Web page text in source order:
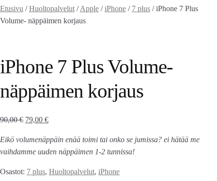
Etusivu /Huoltopalvelut /Apple /iPhone / 7 plus /iPhone 7 Plus
Volume- näppäimen korjaus
iPhone 7 Plus Volume-
näppäimen korjaus
90,00€ 79,00 €
Eikö volumenäppäin enää toimi tai onko se jumissa? ei hätää me
vaihdamme uuden näppäimen 1-2 tunnissa!
Osastot: 7 plus, Huoltopalvelut, iPhone